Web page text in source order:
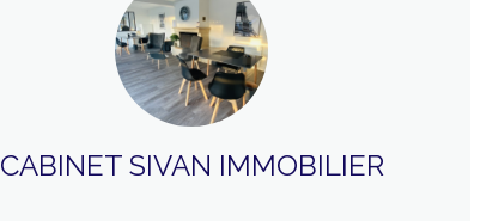
CABINET SIVAN IMMOBILIER